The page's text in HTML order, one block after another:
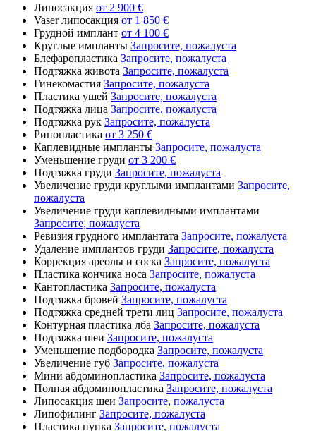
Липосакция от 2 900 €
Vaser липосакция от 1 850 €
Грудной имплант от 4 100 €
Круглые импланты Запросите, пожалуста
Блефаропластика Запросите, пожалуста
Подтяжка живота Запросите, пожалуста
Гинекомастия Запросите, пожалуста
Пластика ушей Запросите, пожалуста
Подтяжка лица Запросите, пожалуста
Подтяжка рук Запросите, пожалуста
Ринопластика от 3 250 €
Каплевидные импланты Запросите, пожалуста
Уменьшение груди от 3 200 €
Подтяжка груди Запросите, пожалуста
Увеличение груди круглыми имплантами Запросите,
пожалуста
Увеличение груди каплевидными имплантами
Запросите, пожалуста
Ревизия грудного имплантата Запросите, пожалуста
Удаление имплантов груди Запросите, пожалуста
Коррекция ареолы и соска Запросите, пожалуста
Пластика кончика носа Запросите, пожалуста
Кантопластика Запросите, пожалуста
Подтяжка бровей Запросите, пожалуста
Подтяжка средней трети лиц Запросите, пожалуста
Контурная пластика лба Запросите, пожалуста
Подтяжка шеи Запросите, пожалуста
Уменьшение подбородка Запросите, пожалуста
Увеличение губ Запросите, пожалуста
Мини абдоминопластика Запросите, пожалуста
Полная абдоминопластика Запросите, пожалуста
Липосакция шеи Запросите, пожалуста
Липофилинг Запросите, пожалуста
Пластика пупка Запросите, пожалуста